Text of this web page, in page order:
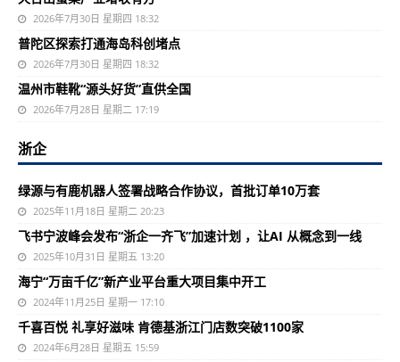
2026年7月30日 星期四 18:32
普陀区探索打通海岛科创堵点
2026年7月30日 星期四 18:32
温州市鞋靴“源头好货”直供全国
2026年7月28日 星期二 17:19
浙企
绿源与有鹿机器人签署战略合作协议，首批订单10万套
2025年11月18日 星期二 20:23
飞书宁波峰会发布“浙企一齐飞”加速计划 ，让AI 从概念到一线
2025年10月31日 星期五 13:20
海宁“万亩千亿”新产业平台重大项目集中开工
2024年11月25日 星期一 17:10
千喜百悦 礼享好滋味 肯德基浙江门店数突破1100家
2024年6月28日 星期五 15:59